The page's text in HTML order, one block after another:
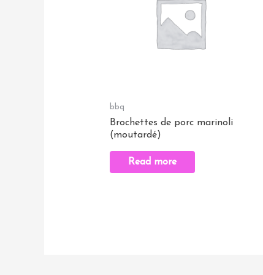
bbq
Brochettes de porc marinoli
(moutardé)
Read more